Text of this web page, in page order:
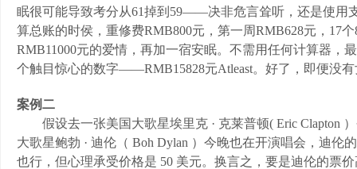
眠很可能导致考分从61掉到59——决非危言耸听，还是使用
算总账的时侯，重修费RMB800元，第一周RMB628元，17
RMB11000元的爱情，再加一宿安眠。不需用任何计算器
个触目惊心的数字——RMB15828元Atleast。好了，即便没
案例二
假设去一张美国大歌星埃里克 · 克莱普顿( Eric Clapton
大歌星鲍勃 · 迪伦（ Boh Dylan ）今晚也在开演唱会，迪伦
也行，但心理承受价格是 50 美元。换言之，要是迪伦的票